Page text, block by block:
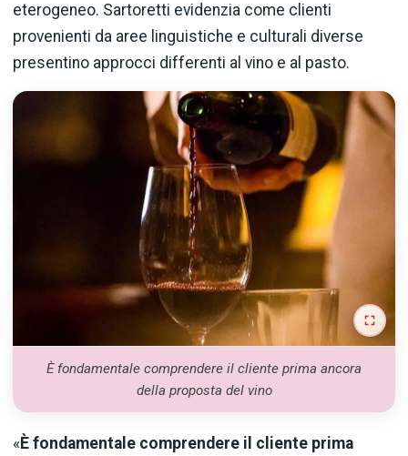
eterogeneo. Sartoretti evidenzia come clienti
provenienti da aree linguistiche e culturali diverse
presentino approcci differenti al vino e al pasto.
È fondamentale comprendere il cliente prima ancora
della proposta del vino
«È fondamentale comprendere il cliente prima